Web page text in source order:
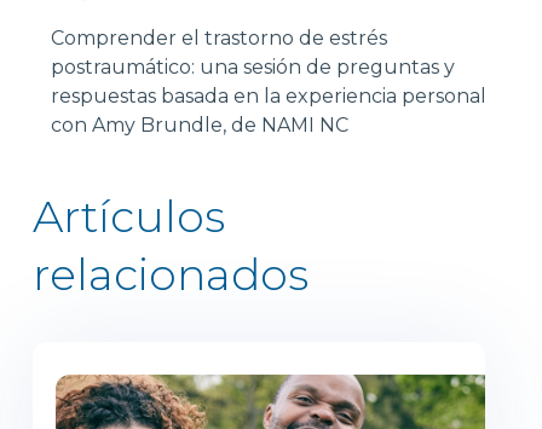
Comprender el trastorno de estrés
postraumático: una sesión de preguntas y
respuestas basada en la experiencia personal
con Amy Brundle, de NAMI NC
Artículos
relacionados